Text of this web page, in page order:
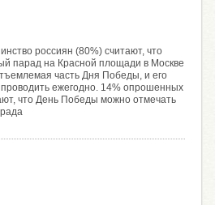
россиян (80%) считают, что
парад на Красной площади в Москве
часть Дня Победы, и его
ежегодно. 14% опрошенных
что День Победы можно отмечать